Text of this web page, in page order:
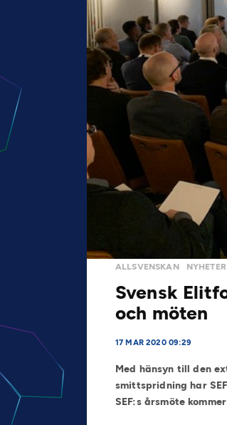
ALLSVENSKAN NYHETER
Svensk
och möten
17 MAR 2020 09:29
Med hänsyn till den
smittspridning har
SEF:s årsmöte